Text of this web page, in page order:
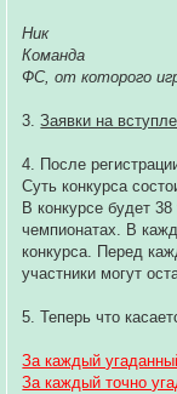
Ник
Команда
ФС, от которого
3.Заявки на
4. После
Суть конкурса
В конкурсе будет 38
чемпионатах. В
конкурса. Перед
участники могут
5. Теперь что
За каждый
За каждый точно